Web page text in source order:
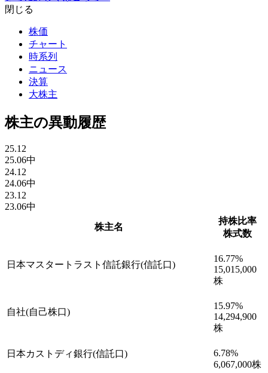
閉じる
株価
チャート
時系列
ニュース
決算
大株主
株主の異動履歴
25.12
25.06中
24.12
24.06中
23.12
23.06中
株主名
持株比率
株式数
日本マスタートラスト信託銀行(信託口)
16.77%
15,015,000
株
自社(自己株口)
15.97%
14,294,900
株
日本カストディ銀行(信託口) 6.78%
6,067,000株